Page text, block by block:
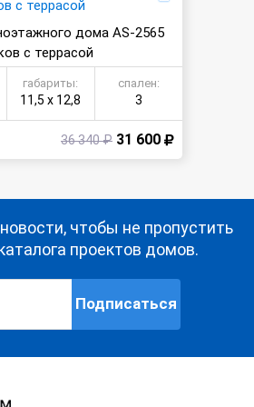
дома AS-2565
с террасой
габариты:
11,5 х 12,8
спален:
3
36 340 ₽ 31 600
чтобы не пропустить
проектов домов.
Подписаться